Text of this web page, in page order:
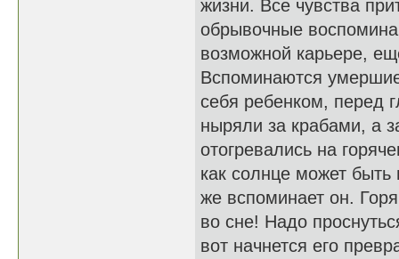
жизни. Все чувства
обрывочные
возможной карьере,
Вспоминаются
себя ребенком, перед
ныряли за крабами, а
отогревались на
как солнце может
же вспоминает он.
во сне! Надо
вот начнется его